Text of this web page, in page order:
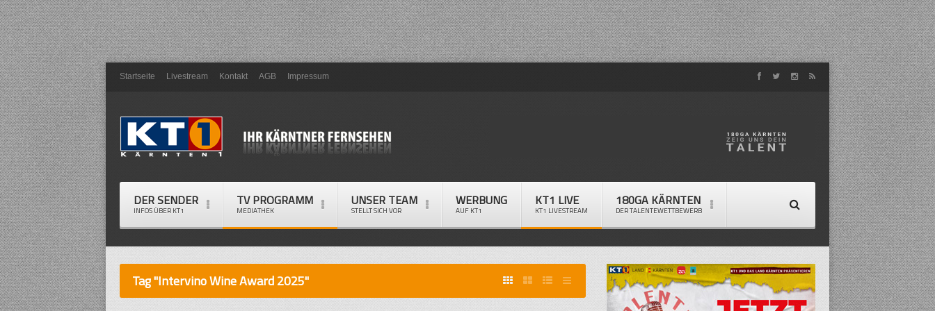
Startseite Livestream Kontakt AGB Impressum
DER SENDER
INFOS ÜBER KT1
TV PROGRAMM
MEDIATHEK
UNSER TEAM
STELLT SICH VOR
WERBUNG
AUF KT1
KT1 LIVE
KT1 LIVESTREAM
180GA KÄRNTEN
DER TALENTEWETTBEWERB
Tag "Intervino Wine Award 2025"